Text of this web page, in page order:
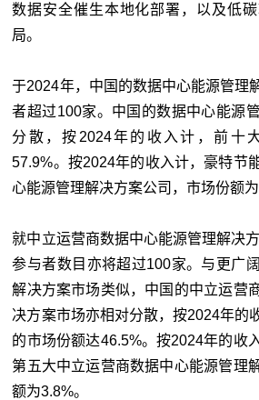
数据安全催生本地化部署，以及低
局。
于2024年，中国的数据中心能源管理
者超过100家。中国的数据中心能源
分散，按2024年的收入计，前十
57.9%。按2024年的收入计，豪特节
心能源管理解决方案公司，市场份额为
就中立运营商数据中心能源管理解决
参与者数目亦将超过100家。与更广
解决方案市场类似，中国的中立运营
决方案市场亦相对分散，按2024年的
的市场份额达46.5%。按2024年的收
第五大中立运营商数据中心能源管理
额为3.8%。